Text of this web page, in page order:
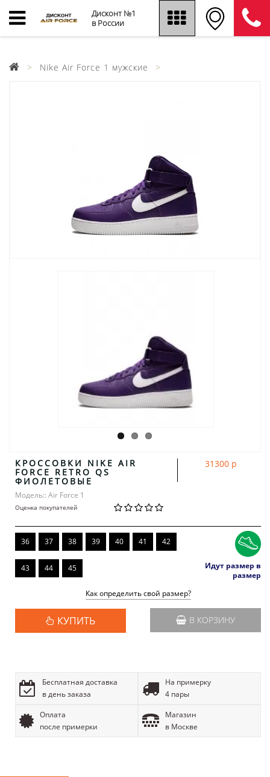
Дисконт №1
в России
Nike Air Force 1 мужские
КРОССОВКИ NIKE AIR
FORCE RETRO QS
ФИОЛЕТОВЫЕ
Модель:: Air Force 1
Оценка покупателей
31300 р
36 37 38 39 40 41 42
43 44 45
Идут размер в
размер
Как определить свой размер?
КУПИТЬ В КОРЗИНУ
Бесплатная доставка
в день заказа
На примерку
4 пары
Оплата
после примерки
Магазин
в Москве